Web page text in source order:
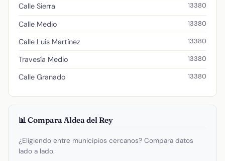
Calle Sierra 13380
Calle Medio 13380
Calle Luis Martínez 13380
Travesía Medio 13380
Calle Granado 13380
📊 Compara Aldea del Rey
¿Eligiendo entre municipios cercanos? Compara datos
lado a lado.